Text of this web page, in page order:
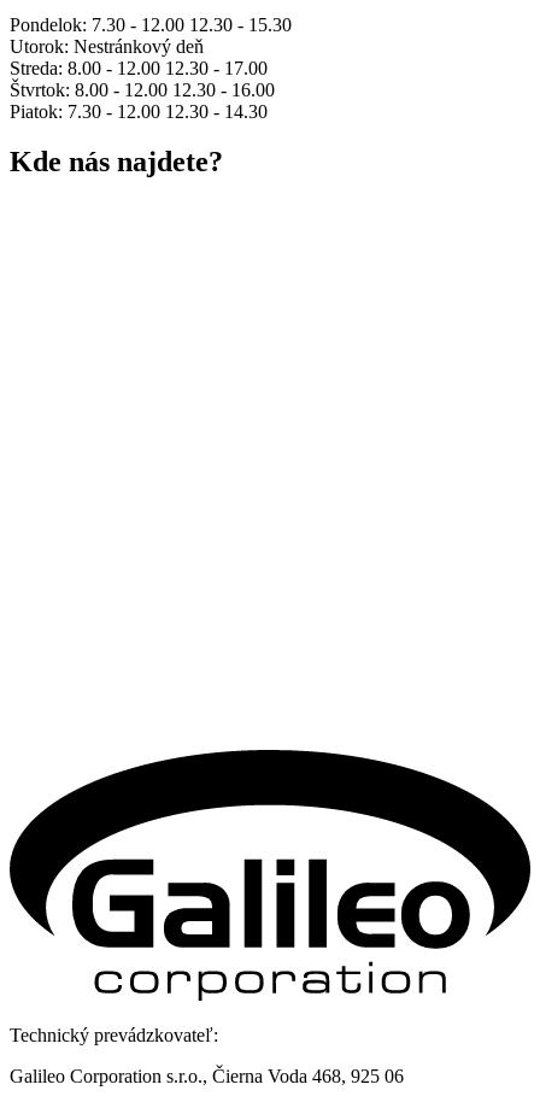
Pondelok: 7.30 - 12.00 12.30 - 15.30
Utorok: Nestránkový deň
Streda: 8.00 - 12.00 12.30 - 17.00
Štvrtok: 8.00 - 12.00 12.30 - 16.00
Piatok: 7.30 - 12.00 12.30 - 14.30
Kde nás najdete?
Technický prevádzkovateľ:
Galileo Corporation s.r.o., Čierna Voda 468, 925 06